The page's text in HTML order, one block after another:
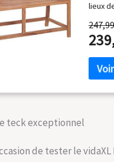
lieux
poncé
pour
teck exceptionnel
de tester le